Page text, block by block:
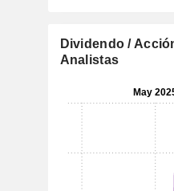
Dividendo /
Analistas